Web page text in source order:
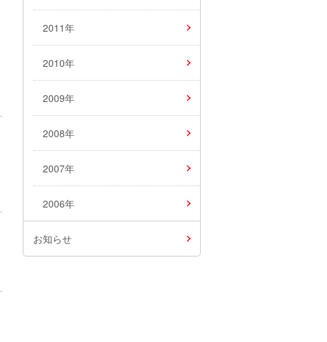
2011年
2010年
2009年
2008年
2007年
2006年
お知らせ